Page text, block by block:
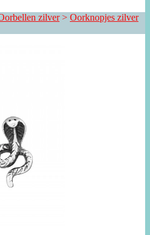
zilver> Oorknopjes zilver